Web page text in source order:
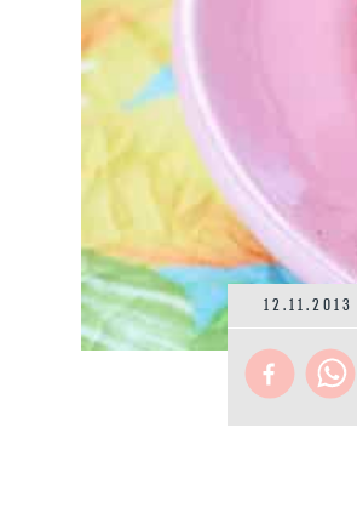
12.11.2013